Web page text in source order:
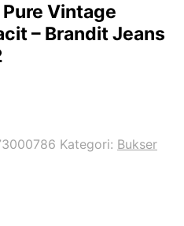
Vintage
– Brandit Jeans
Kategori: Bukser